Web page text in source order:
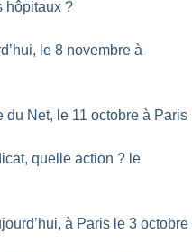
hôpitaux ?
le 8 novembre à
du Net, le 11 octobre à Paris
quelle action ? le
à Paris le 3 octobre